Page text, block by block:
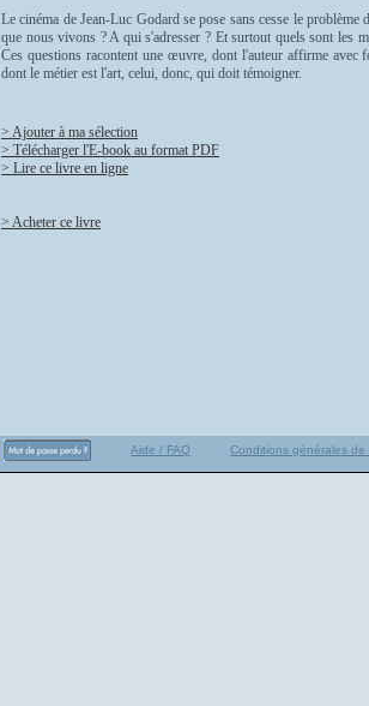
Le cinéma de Jean-Luc Godard se pose sans cesse le
que nous vivons ? A qui s'adresser ? Et surtout quels sont les
Ces questions racontent une œuvre, dont l'auteur affirme avec
dont le métier est l'art, celui, donc, qui doit témoigner.
> Ajouter à ma sélection
> Télécharger l'E-book au format PDF
> Lire ce livre en ligne
> Acheter ce livre
Aide / FAQ Conditions générales de